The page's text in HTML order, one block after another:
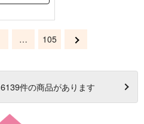
… 105
6139件の商品があります